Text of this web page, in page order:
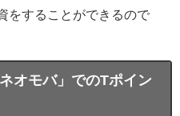
をすることができるので
オモバ」でのTポイン